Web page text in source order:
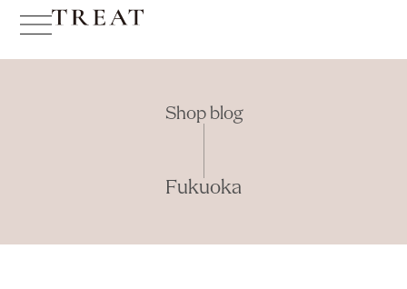
Shop blog
Fukuoka